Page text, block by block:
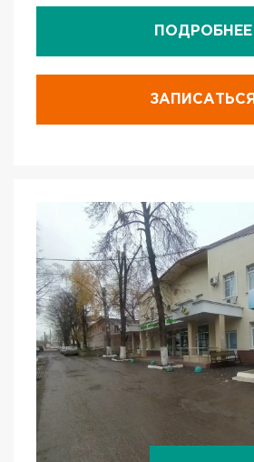
ПОДРОБНЕЕ
ЗАПИСАТЬСЯ